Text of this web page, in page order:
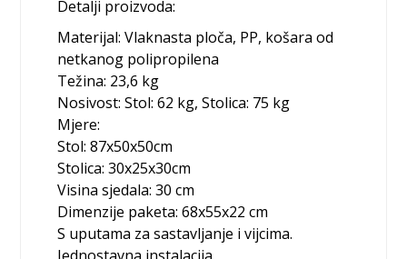
Detalji proizvoda:
Materijal: Vlaknasta ploča, PP, košara od
netkanog polipropilena
Težina: 23,6 kg
Nosivost: Stol: 62 kg, Stolica: 75 kg
Mjere:
Stol: 87x50x50cm
Stolica: 30x25x30cm
Visina sjedala: 30 cm
Dimenzije paketa: 68x55x22 cm
S uputama za sastavljanje i vijcima.